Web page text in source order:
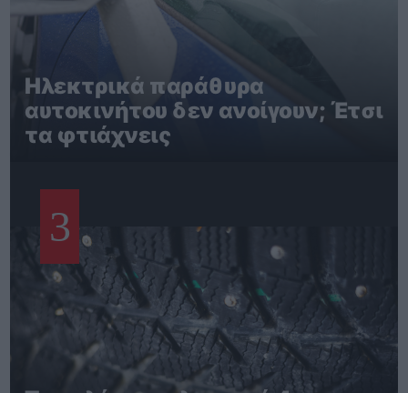
Ηλεκτρικά παράθυρα
αυτοκινήτου δεν ανοίγουν; Έτσι
τα φτιάχνεις
3